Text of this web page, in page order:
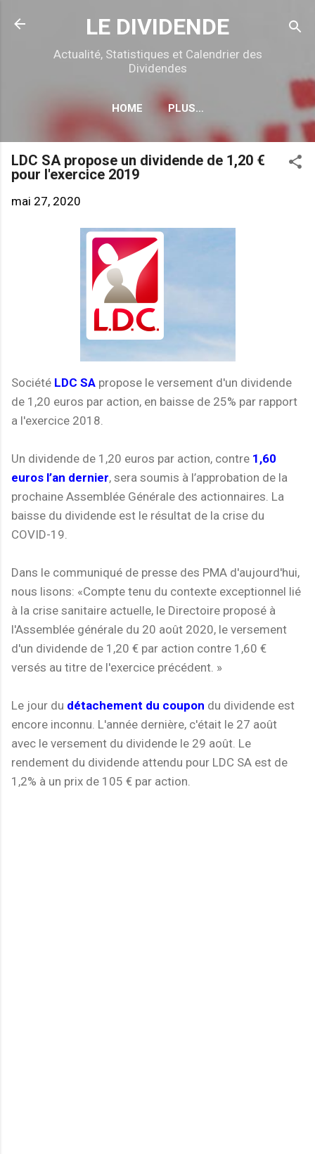
Accéder au contenu principal
LE DIVIDENDE
Actualité, Statistiques et Calendrier des
Dividendes
HOME PLUS…
CALENDRIER DÉTACHEMENTS
LDC SA propose un dividende de 1,20 €
pour l'exercice 2019
mai 27, 2020
Société LDC SA propose le versement d'un dividende
de 1,20 euros par action, en baisse de 25% par rapport
a l'exercice 2018.
Un dividende de 1,20 euros par action, contre 1,60
euros l’an dernier, sera soumis à l’approbation de la
prochaine Assemblée Générale des actionnaires. La
baisse du dividende est le résultat de la crise du
COVID-19.
Dans le communiqué de presse des PMA d'aujourd'hui,
nous lisons: «Compte tenu du contexte exceptionnel lié
à la crise sanitaire actuelle, le Directoire proposé à
l'Assemblée générale du 20 août 2020, le versement
d'un dividende de 1,20 € par action contre 1,60 €
versés au titre de l'exercice précédent. »
Le jour du détachement du coupon du dividende est
encore inconnu. L'année dernière, c'était le 27 août
avec le versement du dividende le 29 août. Le
rendement du dividende attendu pour LDC SA est de
1,2% à un prix de 105 € par action.